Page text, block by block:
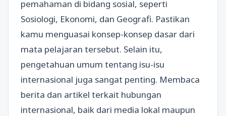
pemahaman di bidang sosial, seperti
Sosiologi, Ekonomi, dan Geografi. Pastikan
kamu menguasai konsep-konsep dasar dari
mata pelajaran tersebut. Selain itu,
pengetahuan umum tentang isu-isu
internasional juga sangat penting. Membaca
berita dan artikel terkait hubungan
internasional, baik dari media lokal maupun